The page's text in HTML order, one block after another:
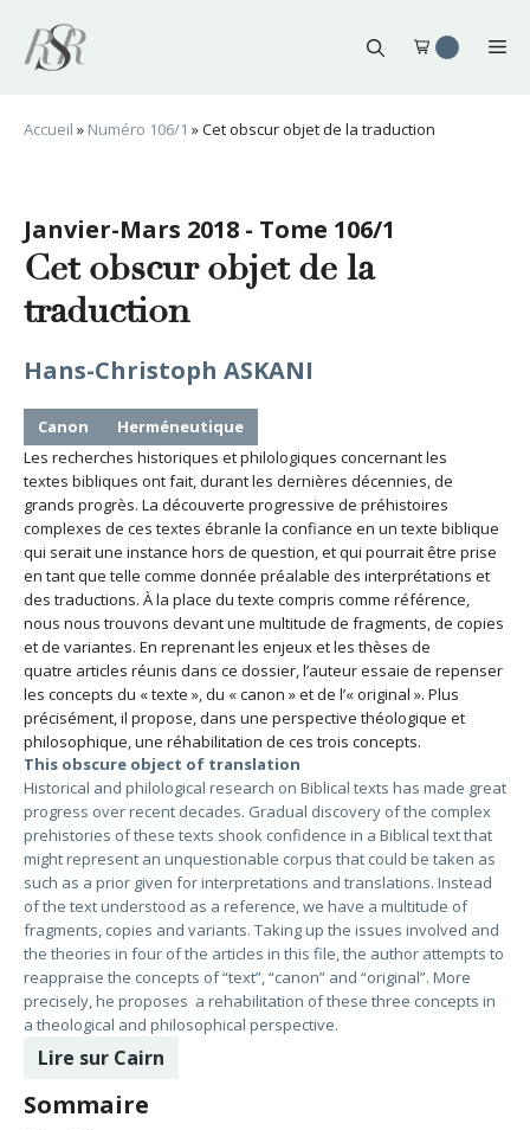
contenu
Accueil » Numéro 106/1 »Cet obscur objet de la traduction
Janvier-Mars 2018 - Tome 106/1
Cet obscur objet de la
traduction
Hans-Christoph ASKANI
Canon
Herméneutique
Les recherches historiques et philologiques concernant les
textes bibliques ont fait, durant les dernières décennies, de
grands progrès. La découverte progressive de préhistoires
complexes de ces textes ébranle la confiance en un texte biblique
qui serait une instance hors de question, et qui pourrait être prise
en tant que telle comme donnée préalable des interprétations et
des traductions. À la place du texte compris comme référence,
nous nous trouvons devant une multitude de fragments, de copies
et de variantes. En reprenant les enjeux et les thèses de
quatre articles réunis dans ce dossier, l’auteur essaie de repenser
les concepts du « texte », du « canon » et de l’« original ». Plus
précisément, il propose, dans une perspective théologique et
philosophique, une réhabilitation de ces trois concepts.
This obscure object of translation
Historical and philological research on Biblical texts has made great
progress over recent decades. Gradual discovery of the complex
prehistories of these texts shook confidence in a Biblical text that
might represent an unquestionable corpus that could be taken as
such as a prior given for interpretations and translations. Instead
of the text understood as a reference, we have a multitude of
fragments, copies and variants. Taking up the issues involved and
the theories in four of the articles in this file, the author attempts to
reappraise the concepts of “text”, “canon” and “original”. More
precisely, he proposes a rehabilitation of these three concepts in
a theological and philosophical perspective.
Lire sur Cairn
Sommaire